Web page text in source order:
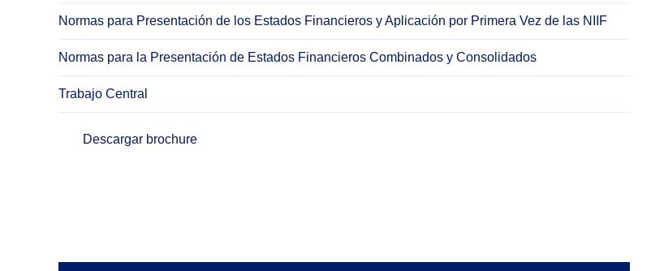
Normas para Presentación de los Estados Financieros y Aplicación por Primera Vez de las NIIF
Normas para la Presentación de Estados Financieros Combinados y Consolidados
Trabajo Central
Descargar brochure